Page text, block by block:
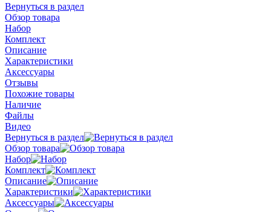
Вернуться в раздел
Обзор товара
Набор
Комплект
Описание
Характеристики
Аксессуары
Отзывы
Похожие товары
Наличие
Файлы
Видео
Вернуться в раздел
Обзор товара
Набор
Комплект
Описание
Характеристики
Аксессуары